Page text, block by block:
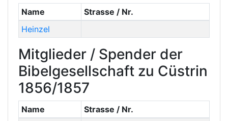
Name
Strasse / Nr.
Heinzel
Mitglieder / Spender der
Bibelgesellschaft zu Cüstrin
1856/1857
Name
Strasse / Nr.